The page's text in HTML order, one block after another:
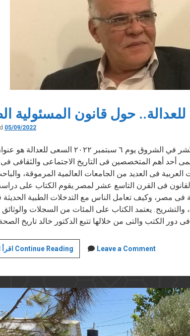
مشروع
طموح
حول قانون المسئولية
05/09/2022
مقال للدكتور علاء غنام نُشر في الشروق يوم ٦ سبتمبر ٢٠٢٢
أحد أهم المتخصصين فى التاريخ الاجتماعى والثقافى
فى العديد من الجامعات العالمية المرموقة،
فى القرن التاسع عشر لمصر.يقوم الكتاب على
فى مصر، وكيف تعامل الناس مع التدخلات الطبية
والتشريح. يعتمد الكتاب على المئات من السجلات
اقرأ المزيد Continue Readingالسعى
للعدالة..
المسئولية
الطبية
Leave a Comment